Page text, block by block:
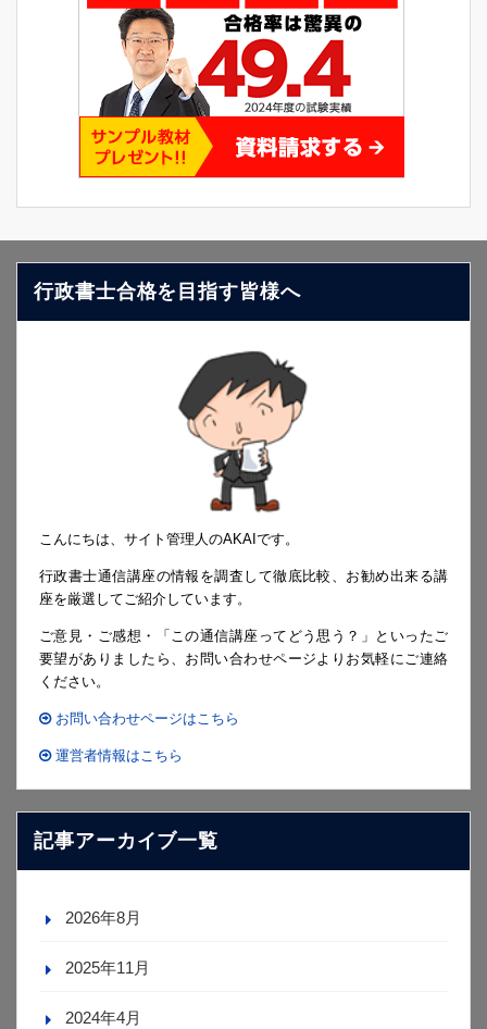
行政書士合格を目指す皆様へ
こんにちは、サイト管理人のAKAIです。
行政書士通信講座の情報を調査して徹底比較、お勧め出来る講
座を厳選してご紹介しています。
ご意見・ご感想・「この通信講座ってどう思う？」といったご
要望がありましたら、お問い合わせページよりお気軽にご連絡
ください。
お問い合わせページはこちら
運営者情報はこちら
記事アーカイブ一覧
2026年8月
2025年11月
2024年4月